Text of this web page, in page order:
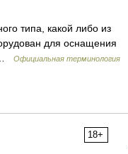
типа, какой либо из
для оснащения
…
Официальная терминология
18+